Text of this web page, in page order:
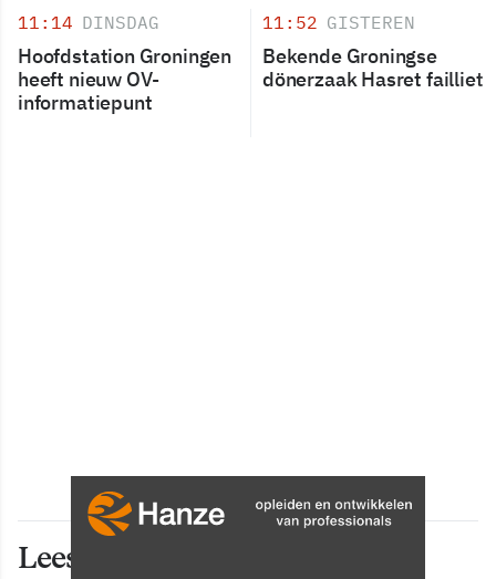
11:14 DINSDAG
Hoofdstation Groningen
heeft nieuw OV-
informatiepunt
11:52 GISTEREN
Bekende Groningse
dönerzaak Hasret failliet
Lees ook deze artikelen